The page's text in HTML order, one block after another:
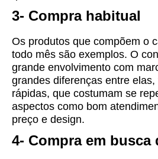
3- Compra habitual
Os produtos que compõem o
todo mês são exemplos. O
grande envolvimento com
grandes diferenças entre
rápidas, que costumam se
aspectos como bom
preço e design.
4- Compra em busca